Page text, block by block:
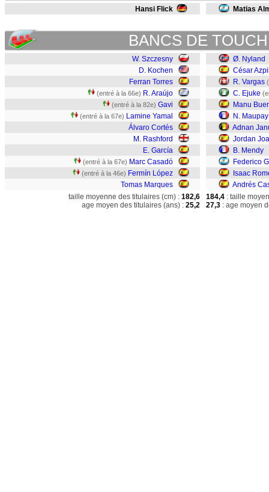
Hansi Flick Matias
BANCS DE
W. Szczesny
D. Kochen
Ferran Torres
(entré à la 66e) R. Araújo
(entré à la 82e) Gavi
(entré à la 67e) Lamine Yamal
Álvaro Cortés
M. Rashford
E. García
(entré à la 67e) Marc Casadó
(entré à la 46e) Fermín López
Tomas Marques
Ø. Nyland
César
R. Vargas
C. Ejuke
Manu
N. Maupay
Adnan
Jordan
B. Mendy
Federico
Isaac
Andrés
taille moyenne des titulaires (cm) : 182,6
age moyen des titulaires (ans) : 25,2
184,4 : taille
27,3 : age moyen